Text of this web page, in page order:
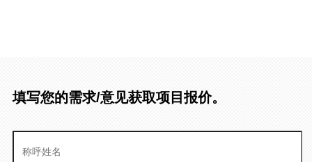
填写您的需求/意见获取项目报价。